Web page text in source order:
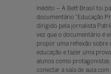
Inédito – A Bett Brasil foi
documentário “Educação
dirigido pela jornalista
vez que o documentário é
propor uma reflexão sobre
educação e fazer uma
alunos como protagonistas
conectar a sala de aula